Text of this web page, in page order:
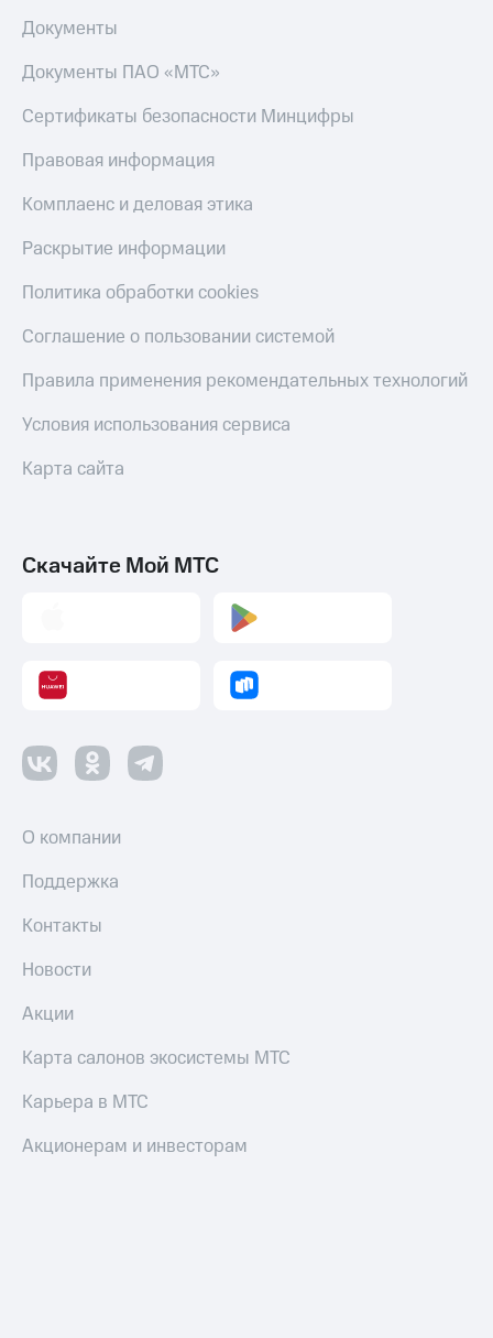
Документы
Документы ПАО «МТС»
Сертификаты безопасности Минцифры
Правовая информация
Комплаенс и деловая этика
Раскрытие информации
Политика обработки cookies
Соглашение о пользовании системой
Правила применения рекомендательных технологий
Условия использования сервиса
Карта сайта
Скачайте Мой МТС
О компании
Поддержка
Контакты
Новости
Акции
Карта салонов экосистемы МТС
Карьера в МТС
Акционерам и инвесторам